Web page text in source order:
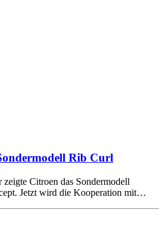
Rib Curl
zeigte Citroen das Sondermodell
Jetzt wird die Kooperation mit…